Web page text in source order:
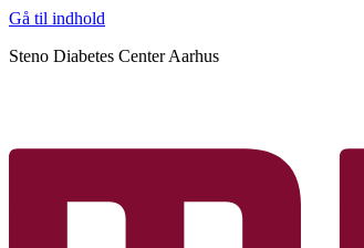
Gå til indhold
Steno Diabetes Center Aarhus